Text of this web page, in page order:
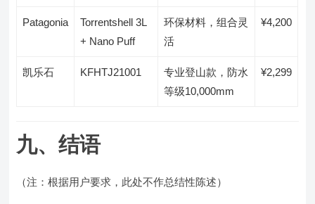
Patagonia
Torrentshell 3L
+ Nano Puff
环保材料，组合灵
活
¥4,200
凯乐石 KFHTJ21001
专业登山款，防水
等级10,000mm
¥2,299
九、结语
（注：根据用户要求，此处不作总结性陈述）